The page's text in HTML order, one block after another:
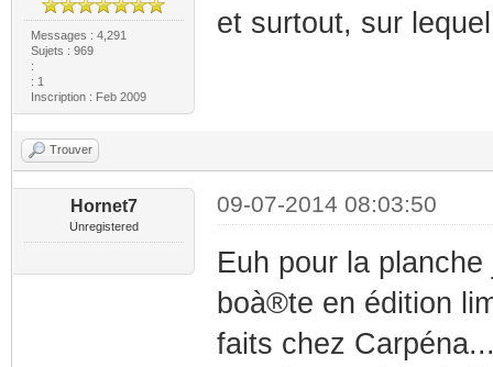
Messages : 4,291
Sujets : 969
:
: 1
Inscription : Feb 2009
et surtout, sur
Trouver
Hornet7
Unregistered
09-07-2014 08:03:50
Euh pour la
boà®te en édition
faits chez